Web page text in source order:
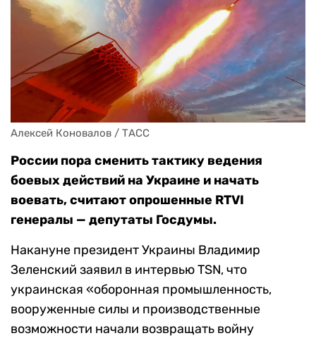
Алексей Коновалов / ТАСС
России пора сменить тактику ведения
боевых действий на Украине и начать
воевать, считают опрошенные RTVI
генералы — депутаты Госдумы.
Накануне президент Украины Владимир
Зеленский заявил в интервью TSN, что
украинская «оборонная промышленность,
вооруженные силы и производственные
возможности начали возвращать войну